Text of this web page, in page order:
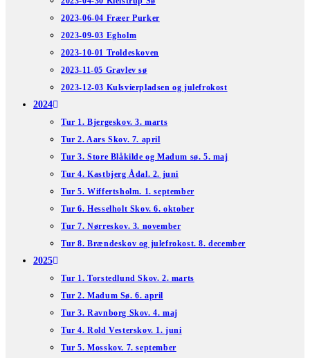
2023-06-04 Fræer Purker
2023-09-03 Egholm
2023-10-01 Troldeskoven
2023-11-05 Gravlev sø
2023-12-03 Kulsvierpladsen og julefrokost
2024
Tur 1. Bjergeskov. 3. marts
Tur 2. Aars Skov. 7. april
Tur 3. Store Blåkilde og Madum sø. 5. maj
Tur 4. Kastbjerg Ådal. 2. juni
Tur 5. Wiffertsholm. 1. september
Tur 6. Hesselholt Skov. 6. oktober
Tur 7. Nørreskov. 3. november
Tur 8. Brændeskov og julefrokost. 8. december
2025
Tur 1. Torstedlund Skov. 2. marts
Tur 2. Madum Sø. 6. april
Tur 3. Ravnborg Skov. 4. maj
Tur 4. Rold Vesterskov. 1. juni
Tur 5. Mosskov. 7. september